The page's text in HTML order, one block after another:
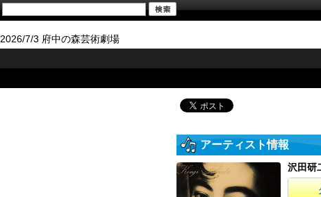
2026/7/3 府中の森芸術劇場
アーティスト情報
沢田研